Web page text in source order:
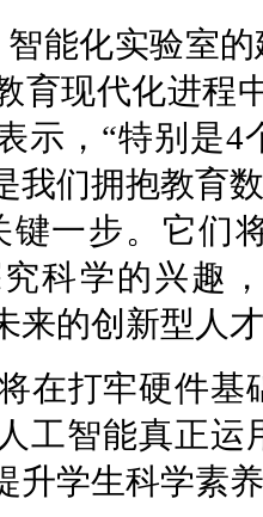
智能化实验室
育现代化进程
示，“特别是
我们拥抱教育
键一步。它们
科学的兴趣
来的创新型人
在打牢硬件
工智能真正
升学生科学素